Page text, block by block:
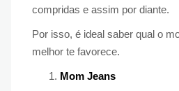
compridas e assim por diante.
Por isso, é ideal saber qual o
melhor te favorece.
Mom Jeans